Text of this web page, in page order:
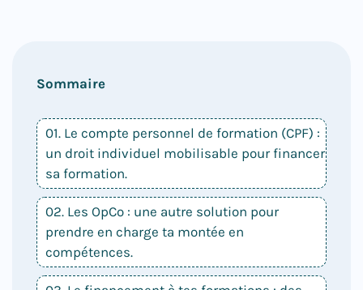
Sommaire
01. Le compte personnel de formation (CPF) :
un droit individuel mobilisable pour financer
sa formation.
02. Les OpCo : une autre solution pour
prendre en charge ta montée en
compétences.